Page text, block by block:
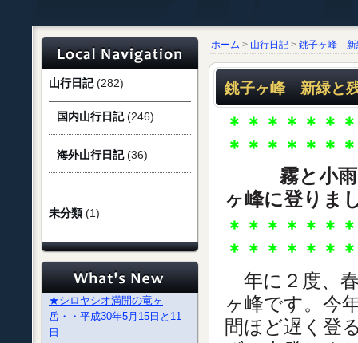
山行日記(282)
国内山行日記(246)
海外山行日記(36)
未分類(1)
★シロヤシオ満開の竜ヶ
岳・・平成30年5月15日と11
日
ホーム > 山行日記 > 銚子ヶ峰 新
銚子ヶ峰 新緑と
＊＊＊＊＊＊
＊＊＊＊＊＊
霧と小
ヶ峰に登りま
＊＊＊＊＊＊
＊＊＊＊＊＊
年に２度、
ヶ峰です。今
間ほど遅く登